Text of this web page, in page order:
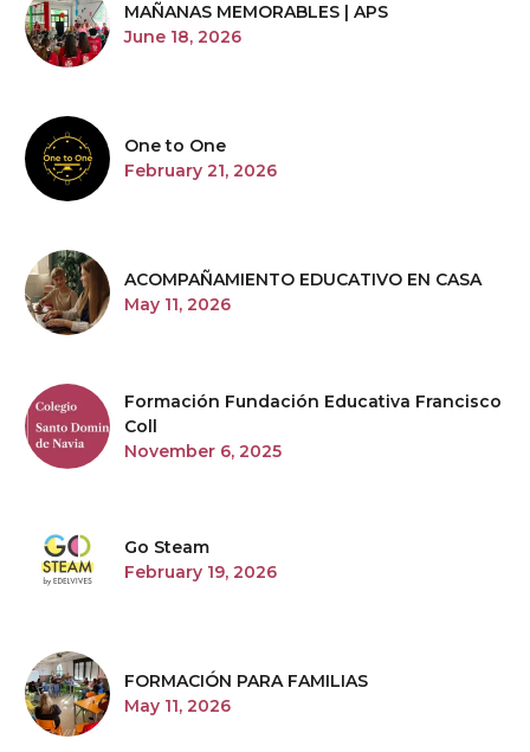
MAÑANAS MEMORABLES | APS
June 18, 2026
One to One
February 21, 2026
ACOMPAÑAMIENTO EDUCATIVO EN CASA
May 11, 2026
Formación Fundación Educativa Francisco
Coll
November 6, 2025
Go Steam
February 19, 2026
FORMACIÓN PARA FAMILIAS
May 11, 2026